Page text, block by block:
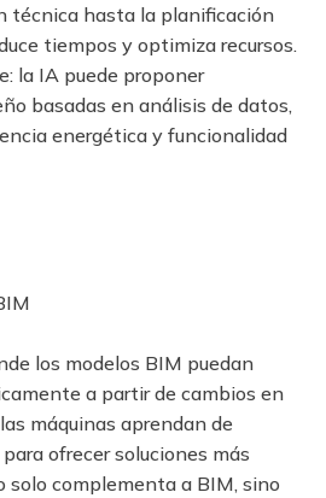
técnica hasta la planificación
tiempos y optimiza recursos.
la IA puede proponer
basadas en análisis de datos,
energética y funcionalidad
los modelos BIM puedan
a partir de cambios en
máquinas aprendan de
ofrecer soluciones más
solo complementa a BIM, sino